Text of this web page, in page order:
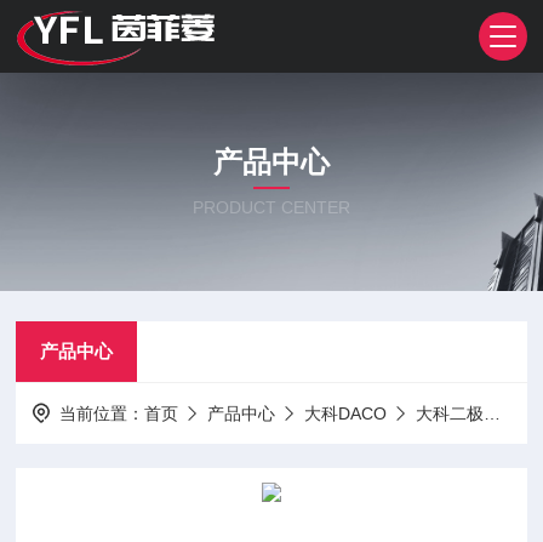
产品中心
PRODUCT CENTER
产品中心
当前位置：首页 产品中心 大科DACO 大科二极管